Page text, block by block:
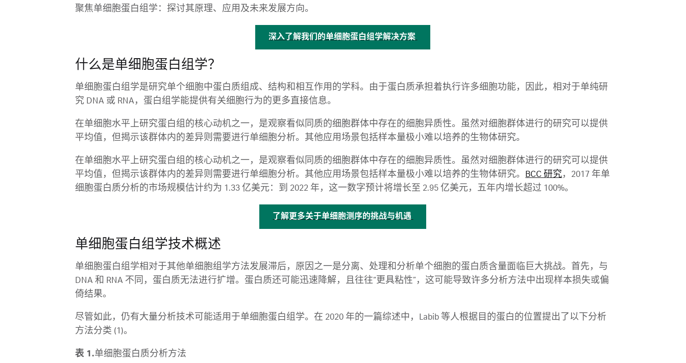
聚焦单细胞蛋白组学：探讨其原理、应用及未来发展方向。
深入了解我们的单细胞蛋白组学解决方案
什么是单细胞蛋白组学？
单细胞蛋白组学是研究单个细胞中蛋白质组成、结构和相互作用的学科。由于蛋白质承担着执行许多细胞功能，因此，相对于单纯研
究 DNA 或 RNA，蛋白组学能提供有关细胞行为的更多直接信息。
在单细胞水平上研究蛋白组的核心动机之一，是观察看似同质的细胞群体中存在的细胞异质性。虽然对细胞群体进行的研究可以提供
平均值，但揭示该群体内的差异则需要进行单细胞分析。其他应用场景包括样本量极小难以培养的生物体研究。
在单细胞水平上研究蛋白组的核心动机之一，是观察看似同质的细胞群体中存在的细胞异质性。虽然对细胞群体进行的研究可以提供
平均值，但揭示该群体内的差异则需要进行单细胞分析。其他应用场景包括样本量极小难以培养的生物体研究。
BCC 研究，2017 年单
细胞蛋白质分析的市场规模估计约为 1.33 亿美元：到 2022 年，这一数字预计将增长至 2.95 亿美元，五年内增长超过 100%。
了解更多关于单细胞测序的挑战与机遇
单细胞蛋白组学技术概述
单细胞蛋白组学相对于其他单细胞组学方法发展滞后，原因之一是分离、处理和分析单个细胞的蛋白质含量面临巨大挑战。首先，与
DNA 和 RNA 不同，蛋白质无法进行扩增。蛋白质还可能迅速降解，且往往“更具粘性”，这可能导致许多分析方法中出现样本损失或偏
倚结果。
尽管如此，仍有大量分析技术可能适用于单细胞蛋白组学。在 2020 年的一篇综述中，Labib 等人根据目的蛋白的位置提出了以下分析
方法分类 (1)。
表 1.单细胞蛋白质分析方法